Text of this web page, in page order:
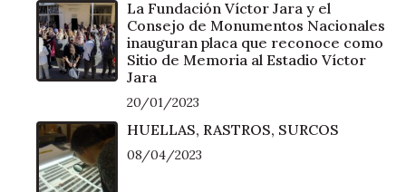
La Fundación Víctor Jara y el
Consejo de Monumentos Nacionales
inauguran placa que reconoce como
Sitio de Memoria al Estadio Víctor
Jara
20/01/2023
HUELLAS, RASTROS, SURCOS
08/04/2023